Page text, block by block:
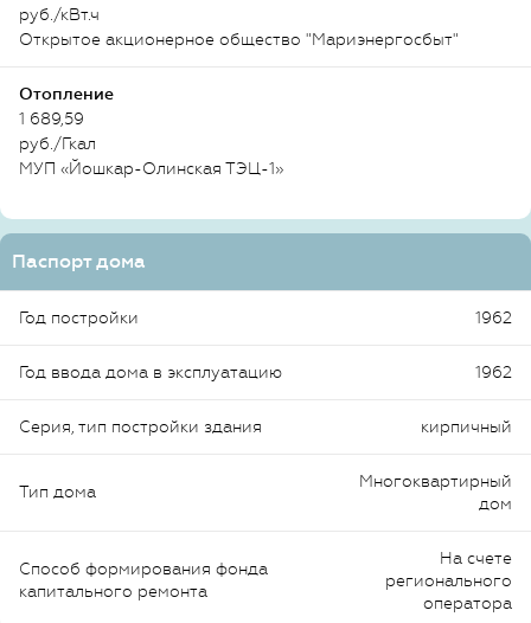
руб./кВт.ч
Открытое акционерное общество "Мариэнергосбыт"
Отопление
1 689,59
руб./Гкал
МУП «Йошкар-Олинская ТЭЦ-1»
Паспорт дома
Год постройки 1962
Год ввода дома в эксплуатацию 1962
Серия, тип постройки здания кирпичный
Тип дома
Многоквартирный
дом
Способ формирования фонда
капитального ремонта
На счете
регионального
оператора